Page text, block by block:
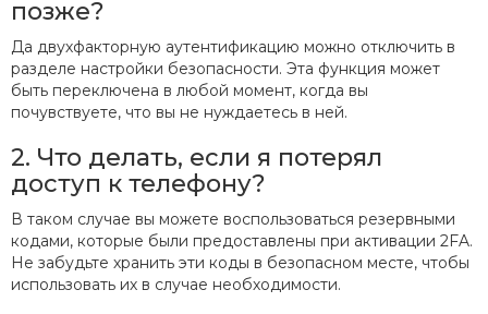
позже?
Да двухфакторную аутентификацию можно отключить в
разделе настройки безопасности. Эта функция может
быть переключена в любой момент, когда вы
почувствуете, что вы не нуждаетесь в ней.
2. Что делать, если я потерял
доступ к телефону?
В таком случае вы можете воспользоваться резервными
кодами, которые были предоставлены при активации 2FA.
Не забудьте хранить эти коды в безопасном месте, чтобы
использовать их в случае необходимости.